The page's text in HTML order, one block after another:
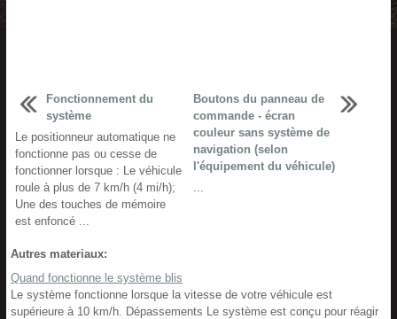
Fonctionnement du
système
Le positionneur automatique ne
fonctionne pas ou cesse de
fonctionner lorsque : Le véhicule
roule à plus de 7 km/h (4 mi/h);
Une des touches de mémoire
est enfoncé ...
Boutons du panneau de
commande - écran
couleur sans système de
navigation (selon
l'équipement du véhicule)
...
Autres materiaux:
Quand fonctionne le système blis
Le système fonctionne lorsque la vitesse de votre véhicule est
supérieure à 10 km/h. Dépassements Le système est conçu pour réagir